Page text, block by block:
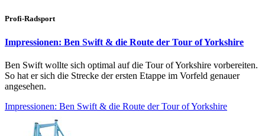
Profi-Radsport
Impressionen: Ben Swift & die Route der Tour of Yorkshire
Ben Swift wollte sich optimal auf die Tour of Yorkshire vorbereiten.
So hat er sich die Strecke der ersten Etappe im Vorfeld genauer
angesehen.
Impressionen: Ben Swift & die Route der Tour of Yorkshire